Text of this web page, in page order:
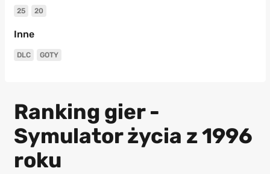
25 20
Inne
DLC GOTY
Ranking gier -
Symulator życia z 1996
roku